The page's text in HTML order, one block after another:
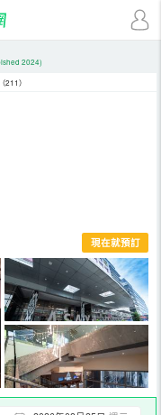
2024)
211）
現在就預訂